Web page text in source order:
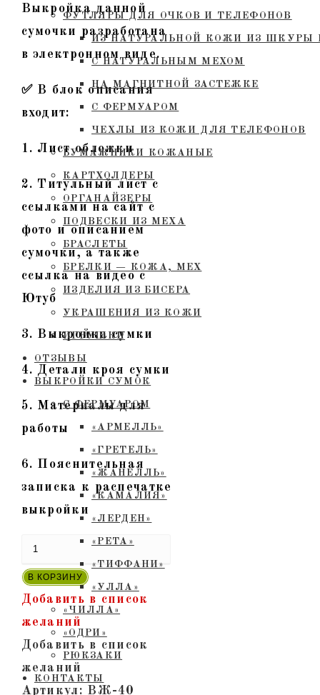
ФУТЛЯРЫ ДЛЯ ОЧКОВ И ТЕЛЕФОНОВ
ИЗ НАТУРАЛЬНОЙ КОЖИ ИЗ ШКУРЫ
С НАТУРАЛЬНЫМ МЕХОМ
НА МАГНИТНОЙ ЗАСТЕЖКЕ
С ФЕРМУАРОМ
ЧЕХЛЫ ИЗ КОЖИ ДЛЯ ТЕЛЕФОНОВ
БУМАЖНИКИ КОЖАНЫЕ
КАРТХОЛДЕРЫ
ОРГАНАЙЗЕРЫ
ПОДВЕСКИ ИЗ МЕХА
БРАСЛЕТЫ
БРЕЛКИ — КОЖА, МЕХ
ИЗДЕЛИЯ ИЗ БИСЕРА
УКРАШЕНИЯ ИЗ КОЖИ
ИГРУШКИ
ОТЗЫВЫ
ВЫКРОЙКИ СУМОК
С ФЕРМУАРОМ
«АРМЕЛЛЬ»
«ГРЕТЕЛЬ»
«ЖАНЕЛЛЬ»
«КАМАЛИЯ»
«ЛЕРДЕН»
«РЕТА»
«ТИФФАНИ»
«УЛЛА»
«ЧИЛЛА»
«ОДРИ»
РЮКЗАКИ
КОНТАКТЫ
Выкройка данной
сумочки разработана
в электронном виде.
✅ В блок описания
входит:
1. Лист обложки
2. Титульный лист с
ссылками на сайт с
фото и описанием
сумочки, а также
ссылка на видео с
Ютуб
3. Выкройка сумки
4. Детали кроя сумки
5. Материалы для
работы
6. Пояснительная
записка к распечатке
выкройки
Количество
товара
Выкройка
авторской
сумки
фермуаром
В КОРЗИНУ
Добавить в список
желаний
Добавить в список
желаний
Артикул:
ВЖ-40